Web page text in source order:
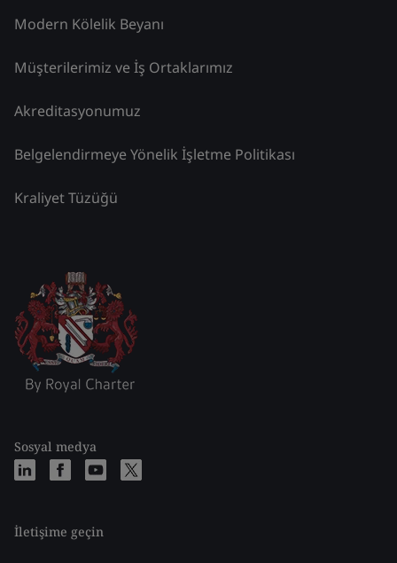
Modern Kölelik Beyanı
Müşterilerimiz ve İş Ortaklarımız
Akreditasyonumuz
Belgelendirmeye Yönelik İşletme Politikası
Kraliyet Tüzüğü
Sosyal medya
İletişime geçin